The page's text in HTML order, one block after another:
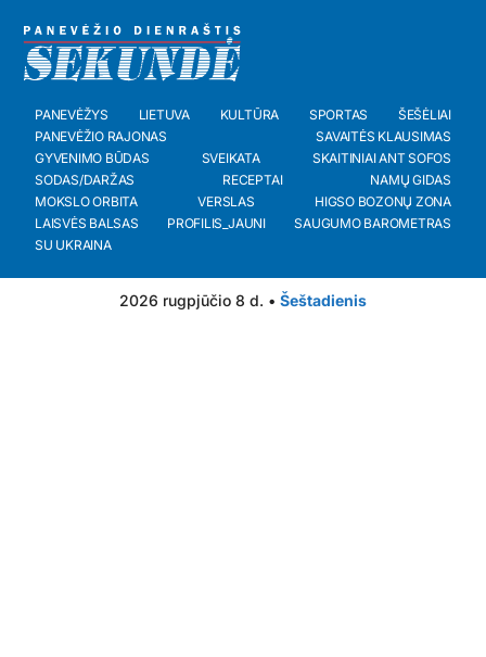
PANEVĖŽYS LIETUVA KULTŪRA SPORTAS
ŠEŠĖLIAI
PANEVĖŽIO RAJONAS
SAVAITĖS KLAUSIMAS
GYVENIMO BŪDAS
SVEIKATA
SKAITINIAI ANT SOFOS
SODAS/DARŽAS
RECEPTAI
NAMŲ GIDAS
MOKSLO ORBITA
VERSLAS
HIGSO BOZONŲ ZONA
LAISVĖS BALSAS
PROFILIS_JAUNI
SAUGUMO BAROMETRAS
SU UKRAINA
2026 rugpjūčio 8 d. • Šeštadienis